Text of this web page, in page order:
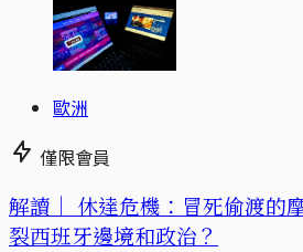
歐洲
僅限會員
解讀｜ 休達危機：冒死偷渡的
裂西班牙邊境和政治？